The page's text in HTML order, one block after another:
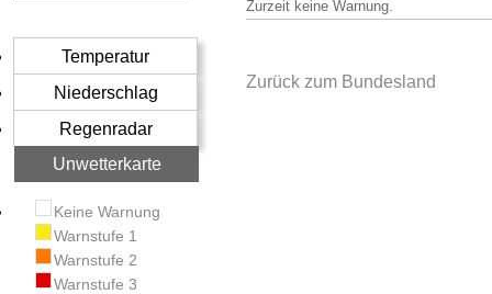
Temperatur
Niederschlag
Regenradar
Unwetterkarte
Keine Warnung
Warnstufe 1
Warnstufe 2
Warnstufe 3
Zurzeit keine Warnung.
Zurück zum Bundesland